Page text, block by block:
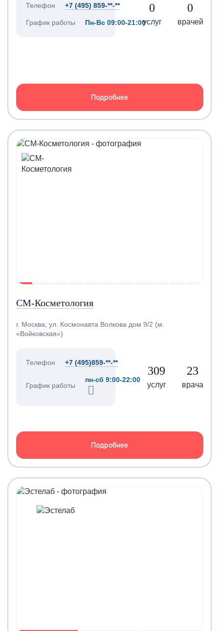
Телефон +7 (495) 859-**-**
График работы Пн-Вс 09:00-21:00
0
услуг
0
врачей
Подробнее
СМ-Косметология
г. Москва, ул. Космонавта Волкова дом 9/2 (м.
«Войковская»)
Телефон +7 (495)859-**-**
График работы
пн-сб 9:00-22:00
309
услуг
23
врача
Подробнее